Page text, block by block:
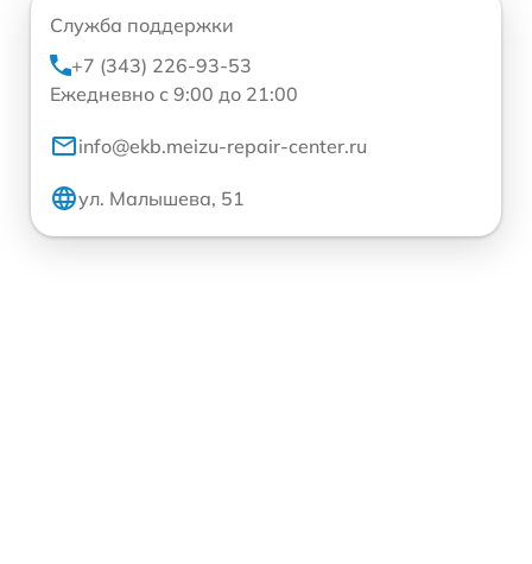
Служба поддержки
+7 (343) 226-93-53
Ежедневно с 9:00 до 21:00
info@ekb.meizu-repair-center.ru
ул. Малышева, 51